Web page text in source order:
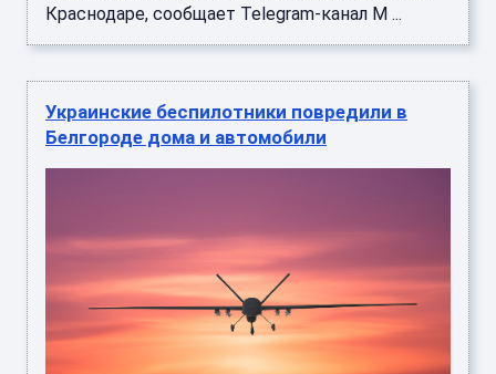
Краснодаре, сообщает Telegram-канал M ...
Украинские беспилотники повредили в
Белгороде дома и автомобили